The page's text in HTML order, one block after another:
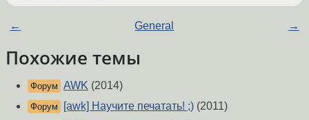
← General →
Похожие темы
Форум AWK (2014)
Форум [awk] Научите печатать! ;) (2011)